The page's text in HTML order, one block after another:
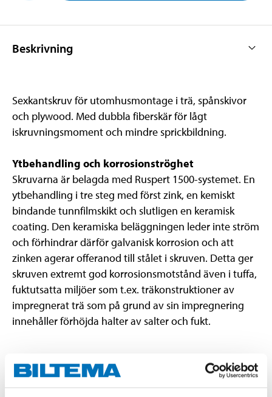
Beskrivning
Sexkantskruv för utomhusmontage i trä, spånskivor
och plywood. Med dubbla fiberskär för lågt
iskruvningsmoment och mindre sprickbildning.
Ytbehandling och korrosionströghet
Skruvarna är belagda med Ruspert 1500-systemet. En
ytbehandling i tre steg med först zink, en kemiskt
bindande tunnfilmskikt och slutligen en keramisk
coating. Den keramiska beläggningen leder inte ström
och förhindrar därför galvanisk korrosion och att
zinken agerar offeranod till stålet i skruven. Detta ger
skruven extremt god korrosionsmotstånd även i tuffa,
fuktutsatta miljöer som t.ex. träkonstruktioner av
impregnerat trä som på grund av sin impregnering
innehåller förhöjda halter av salter och fukt.
Teknisk specifikation